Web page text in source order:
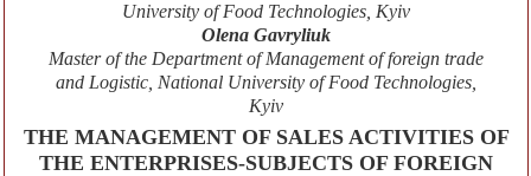
University of Food Technologies, Kyiv
Olena Gavryliuk
Master of the Department of Management of foreign trade
and Logistic, National University of Food Technologies,
Kyiv
THE MANAGEMENT OF SALES ACTIVITIES OF
THE ENTERPRISES-SUBJECTS OF FOREIGN